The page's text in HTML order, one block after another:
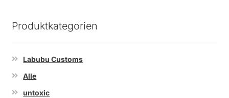
Produktkategorien
Labubu Customs
Alle
untoxic